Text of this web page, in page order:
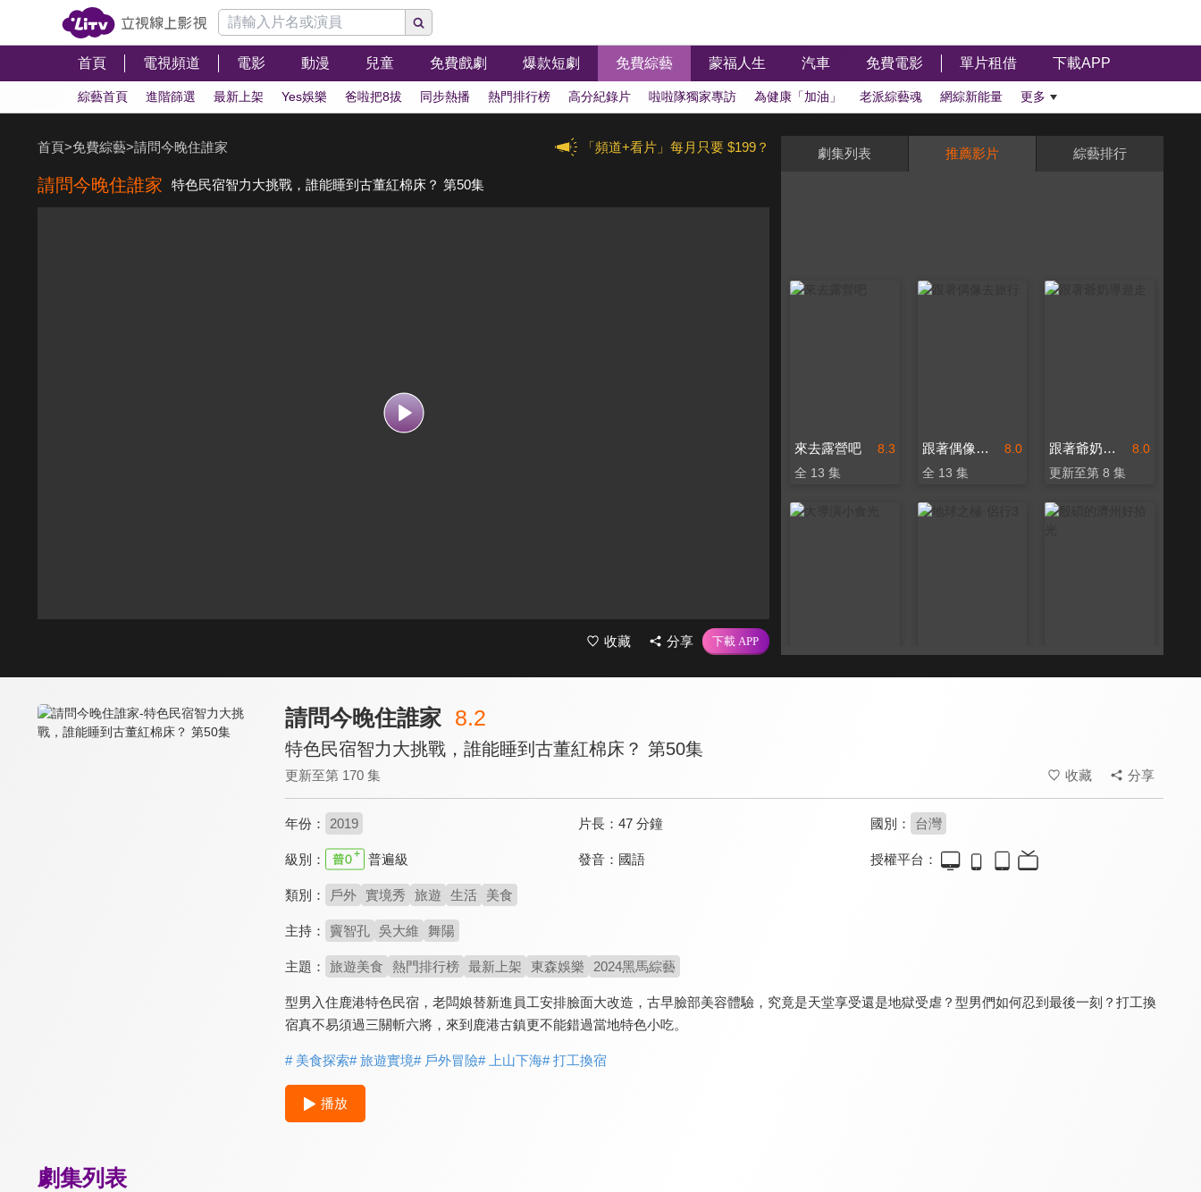
首頁 電視頻道 電影 動漫 兒童 免費戲劇 爆款短劇 免費綜藝 蒙福人生 汽車 免費電影 單片租借 下載APP
綜藝首頁 進階篩選 最新上架 Yes娛樂 爸啦把8拔 同步熱播 熱門排行榜 高分紀錄片 啦啦隊獨家專訪 為健康「加油」 老派綜藝魂 網綜新能量 更多
「頻道+看片」每月只要 $199？
首頁>免費綜藝>請問今晚住誰家
請問今晚住誰家 特色民宿智力大挑戰，誰能睡到古董紅棉床？ 第50集
收藏 分享
劇集列表 推薦影片 綜藝排行
8.3
來去露營吧
全 13 集
8.0
跟著偶像去旅行
全 13 集
8.0
跟著爺奶導遊走
更新至第 8 集
請問今晚住誰家 8.2
特色民宿智力大挑戰，誰能睡到古董紅棉床？ 第50集
更新至第 170 集 收藏 分享
年份： 2019 片長： 47 分鐘 國別： 台灣
級別： 普遍級 發音： 國語 授權平台：
類別： 戶外 實境秀 旅遊 生活 美食
主持： 竇智孔 吳大維 舞陽
主題： 旅遊美食 熱門排行榜 最新上架 東森娛樂 2024黑馬綜藝
型男入住鹿港特色民宿，老闆娘替新進員工安排臉面大改造，古早臉部美容體驗，究竟是天堂享受還是地獄受虐？型男們如何忍到最後一刻？打工換
宿真不易須過三關斬六將，來到鹿港古鎮更不能錯過當地特色小吃。
# 美食探索# 旅遊實境# 戶外冒險# 上山下海# 打工換宿
播放
劇集列表